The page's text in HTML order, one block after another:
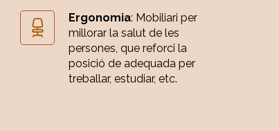
Ergonomia: Mobiliari per
millorar la salut de les
persones, que reforci la
posició de adequada per
treballar, estudiar, etc.